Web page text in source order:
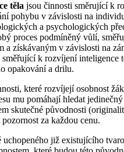
těla jsou činnosti směrující k
pohybu v závislosti na
a psychologických
proces podmíněný vůlí,
a získávaným v závislosti na
k rozvíjení inteligence
opakování a drilu.
které rozvíjejí osobnost
mu pomáhají hledat
skutečné původnosti
za každou cenu.
uchopeného již existujícího